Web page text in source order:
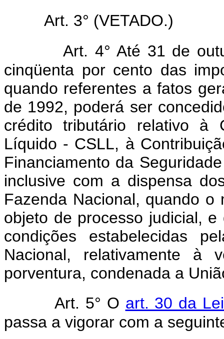
Art. 3° (VETADO.)
Art. 4° Até 31 de
cinqüenta por cento das
quando referentes a fatos
de 1992, poderá ser
crédito tributário relativo à
Líquido - CSLL, à
Financiamento da
inclusive com a dispensa
Fazenda Nacional, quando
objeto de processo judicial,
condições estabelecidas
Nacional, relativamente à
porventura, condenada a
Art. 5° O art. 30 da
passa a vigorar com a